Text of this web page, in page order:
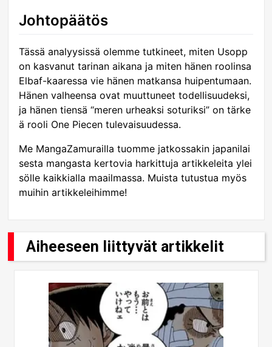
Johtopäätös
Tässä analyysissä olemme tutkineet, miten Usopp
on kasvanut tarinan aikana ja miten hänen roolinsa
Elbaf-kaaressa vie hänen matkansa huipentumaan.
Hänen valheensa ovat muuttuneet todellisuudeksi,
ja hänen tiensä “meren urheaksi soturiksi” on tärke
ä rooli One Piecen tulevaisuudessa.
Me MangaZamurailla tuomme jatkossakin japanilai
sesta mangasta kertovia harkittuja artikkeleita ylei
sölle kaikkialla maailmassa. Muista tutustua myös
muihin artikkeleihimme!
Aiheeseen liittyvät artikkelit